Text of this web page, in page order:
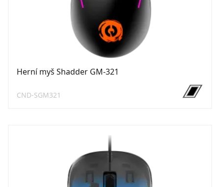
Herní myš Shadder GM-321
CND-SGM321